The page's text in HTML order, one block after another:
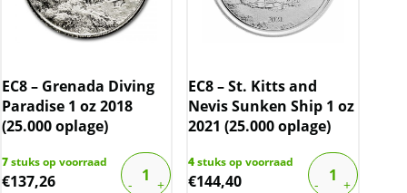
EC8 – Grenada Diving
Paradise 1 oz 2018
(25.000 oplage)
7stuks op voorraad
€137,26
EC8 – St. Kitts and
Nevis Sunken Ship 1 oz
2021 (25.000 oplage)
4stuks op voorraad
€144,40